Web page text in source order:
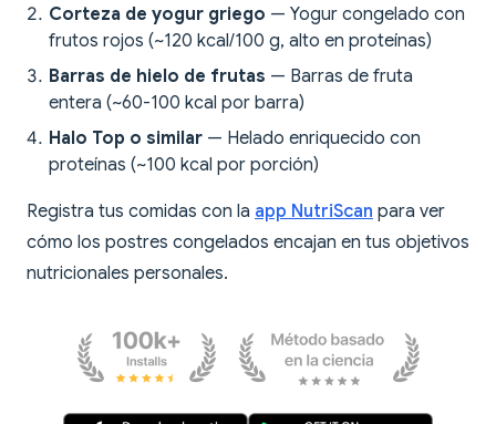
Corteza de yogur griego — Yogur congelado con
frutos rojos (~120 kcal/100 g, alto en proteínas)
Barras de hielo de frutas — Barras de fruta
entera (~60-100 kcal por barra)
Halo Top o similar — Helado enriquecido con
proteínas (~100 kcal por porción)
Registra tus comidas con la app NutriScan para ver
cómo los postres congelados encajan en tus objetivos
nutricionales personales.